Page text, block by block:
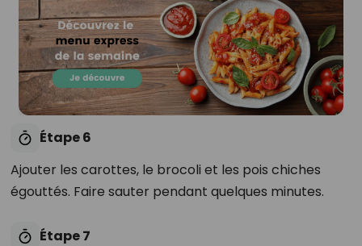
Étape 6
Ajouter les carottes, le brocoli et les pois chiches
égouttés. Faire sauter pendant quelques minutes.
Étape 7